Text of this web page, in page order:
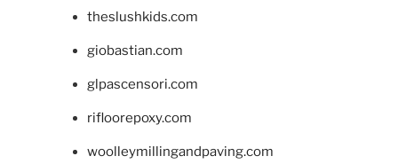
theslushkids.com
giobastian.com
glpascensori.com
rifloorepoxy.com
woolleymillingandpaving.com